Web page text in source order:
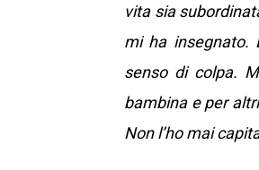
vita sia
mi ha insegnato.
senso di colpa.
bambina e per
Non l’ho mai